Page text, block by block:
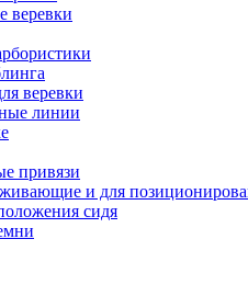
веревки
веревки
линии
привязи
и для
сидя